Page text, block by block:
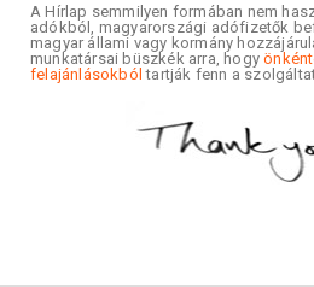
A Hírlap semmilyen formában nem
adókból, magyarországi adófizetők
magyar állami vagy kormány
munkatársai büszkék arra, hogy
felajánlásokból tartják fenn a